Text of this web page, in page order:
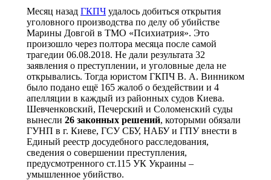
Месяц назад ГКПЧ удалось добиться открытия
уголовного производства по делу об убийстве
Марины Довгой в ТМО «Психиатрия». Это
произошло через полтора месяца после самой
трагедии 06.08.2018. Не дали результата 32
заявления о преступлении, и уголовные дела не
открывались. Тогда юристом ГКПЧ В. А. Винником
было подано ещё 165 жалоб о бездействии и 4
апелляции в каждый из районных судов Киева.
Шевченковский, Печерский и Соломенский суды
вынесли 26 законных решений, которыми обязали
ГУНП в г. Киеве, ГСУ СБУ, НАБУ и ГПУ внести в
Единый реестр досудебного расследования,
сведения о совершении преступления,
предусмотренного ст.115 УК Украины –
умышленное убийство.